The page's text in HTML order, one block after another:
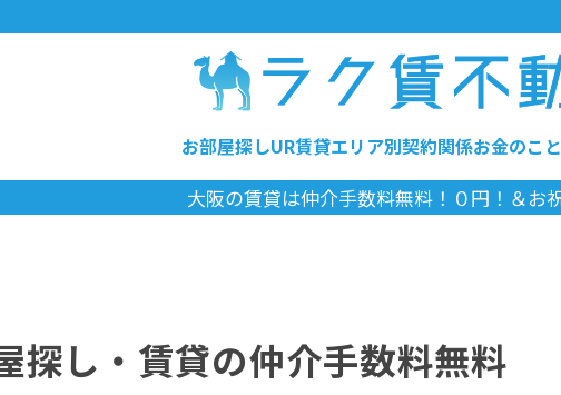
お部屋探しUR賃貸エリア別契約関係お金のこと
|
探し・賃貸の仲介手数料無料